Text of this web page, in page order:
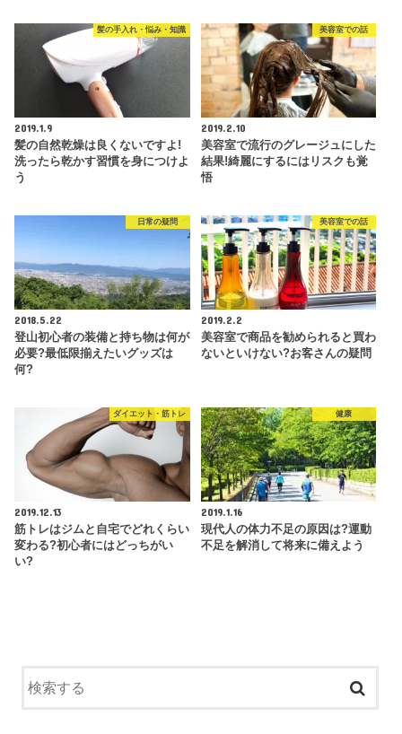
髪の手入れ・悩み・知識
2019.1.9
髪の自然乾燥は良くないですよ!
洗ったら乾かす習慣を身につけよ
う
美容室での話
2019.2.10
美容室で流行のグレージュにした
結果!綺麗にするにはリスクも覚
悟
日常の疑問
2018.5.22
登山初心者の装備と持ち物は何が
必要?最低限揃えたいグッズは
何?
美容室での話
2019.2.2
美容室で商品を勧められると買わ
ないといけない?お客さんの疑問
ダイエット・筋トレ
2019.12.13
筋トレはジムと自宅でどれくらい
変わる?初心者にはどっちがい
い?
健康
2019.1.16
現代人の体力不足の原因は?運動
不足を解消して将来に備えよう